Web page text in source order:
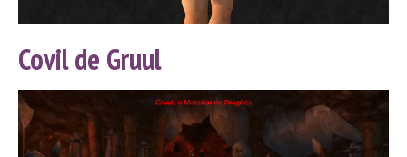
Covil de Gruul